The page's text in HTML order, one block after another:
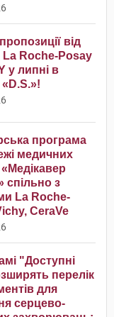
від
La Roche-Posay
у липні в
програма
медичних
спільно з
La Roche-
CeraVe
"Доступні
перелік
для
серцево-